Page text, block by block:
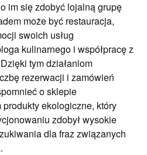
im się zdobyć lojalną grupę
może być restauracja,
swoich usług
kulinarnego i współpracę z
tym działaniom
rezerwacji i zamówień
o sklepie
ekologiczne, który
zdobył wysokie
dla fraz związanych